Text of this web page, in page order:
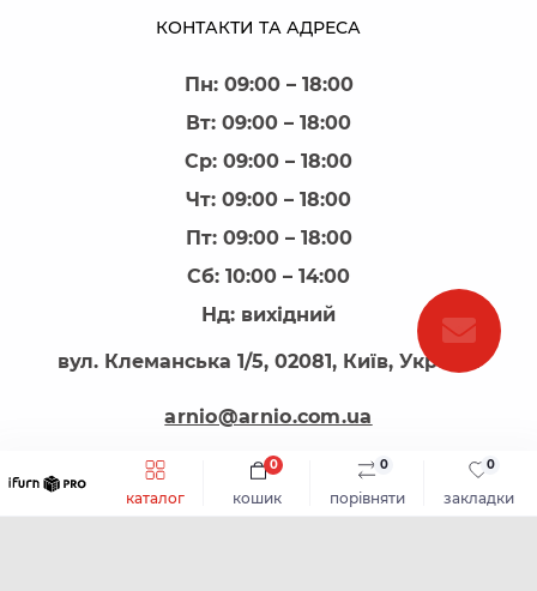
каталог порівняти
0
закладки
0
кошик
0
КОНТАКТИ ТА АДРЕСА
Пн: 09:00 – 18:00
Вт: 09:00 – 18:00
Ср: 09:00 – 18:00
Чт: 09:00 – 18:00
Пт: 09:00 – 18:00
Сб: 10:00 – 14:00
Нд: вихідний
вул. Клеманська 1/5, 02081, Київ, Україна
arnio@arnio.com.ua